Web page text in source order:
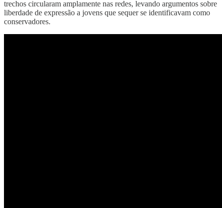
trechos circularam amplamente nas redes, levando argumentos sobre
liberdade de expressão a jovens que sequer se identificavam como
conservadores.